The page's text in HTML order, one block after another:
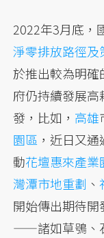
2022年3月底，
淨零排放路徑及
於推出較為明
府仍持續發展
發，比如， 高雄
園區 ，近日又通
動花壇惠來產業
灣潭市地重劃 、
開始傳出期待
——諸如草鴞、